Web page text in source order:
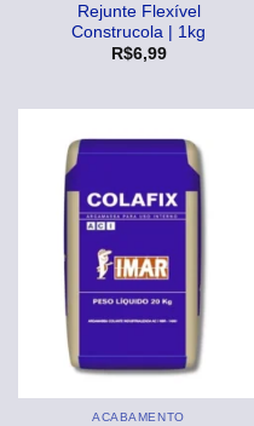
Rejunte Flexível
Construcola | 1kg
R$6,99
ACABAMENTO